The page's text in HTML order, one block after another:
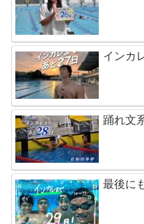
インカ
踊れ文
最後に